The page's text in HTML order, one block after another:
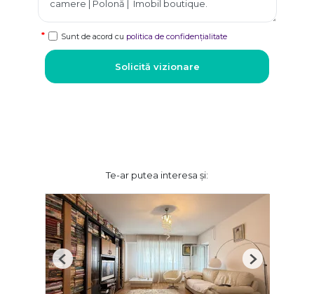
Sunt de acord cu politica de confidențialitate
Solicită vizionare
Te-ar putea interesa și:
Previous Next